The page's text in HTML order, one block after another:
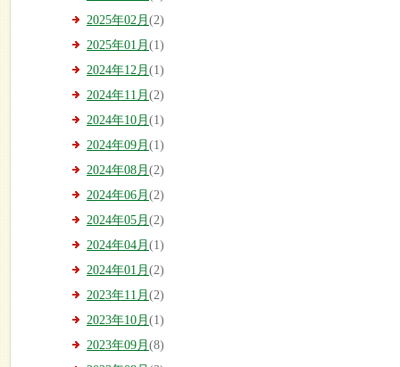
2025年02月 (2)
2025年01月 (1)
2024年12月 (1)
2024年11月 (2)
2024年10月 (1)
2024年09月 (1)
2024年08月 (2)
2024年06月 (2)
2024年05月 (2)
2024年04月 (1)
2024年01月 (2)
2023年11月 (2)
2023年10月 (1)
2023年09月 (8)